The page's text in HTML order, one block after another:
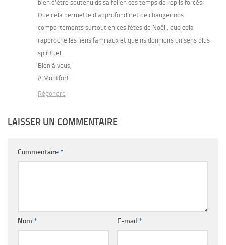
bien d’être soutenu ds sa foi en ces temps de replis forcés.
Que cela permette d’approfondir et de changer nos
comportements surtout en ces fêtes de Noêl , que cela
rapproche les liens familiaux et que ns donnions un sens plus
spirituel .
Bien à vous,
A Montfort
Répondre
LAISSER UN COMMENTAIRE
Commentaire*
Nom * E-mail *